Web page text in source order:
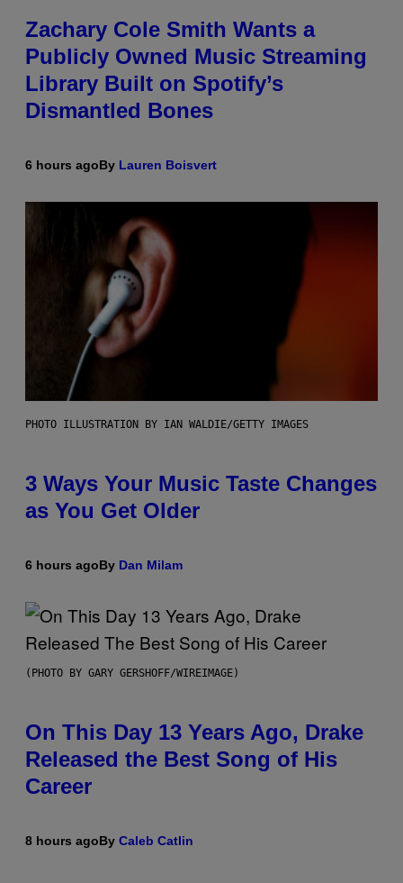
Zachary Cole Smith Wants a
Publicly Owned Music Streaming
Library Built on Spotify’s
Dismantled Bones
6 hours agoBy Lauren Boisvert
PHOTO ILLUSTRATION BY IAN WALDIE/GETTY IMAGES
3 Ways Your Music Taste Changes
as You Get Older
6 hours agoBy Dan Milam
(PHOTO BY GARY GERSHOFF/WIREIMAGE)
On This Day 13 Years Ago, Drake
Released the Best Song of His
Career
8 hours agoBy Caleb Catlin